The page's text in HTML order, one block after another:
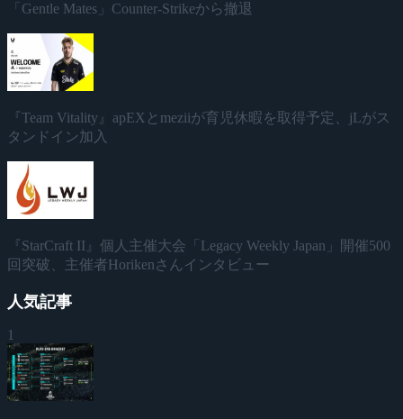
「Gentle Mates」Counter-Strikeから撤退
『Team Vitality』apEXとmeziiが育児休暇を取得予定、jLがス
タンドイン加入
『StarCraft II』個人主催大会「Legacy Weekly Japan」開催500
回突破、主催者Horikenさんインタビュー
人気記事
1